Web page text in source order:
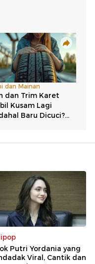
Putri Yordania yang
Viral, Cantik dan